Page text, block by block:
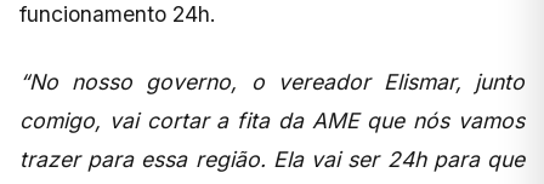
funcionamento 24h.
“No nosso governo, o vereador Elismar, junto
comigo, vai cortar a fita da AME que nós vamos
trazer para essa região. Ela vai ser 24h para que